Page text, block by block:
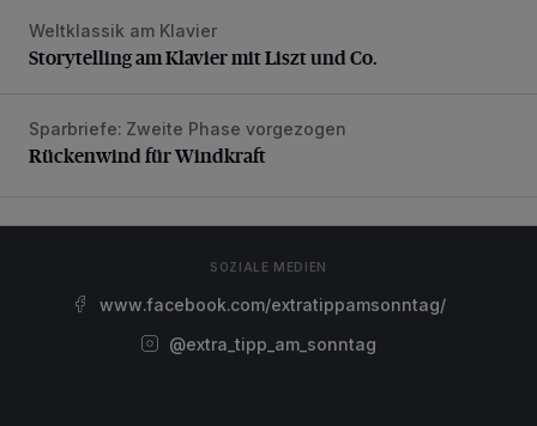
Storytelling am Klavier mit Liszt und Co.
Weltklassik am Klavier
Storytelling am Klavier mit Liszt und Co.
Rückenwind für Windkraft
Sparbriefe: Zweite Phase vorgezogen
Rückenwind für Windkraft
SOZIALE MEDIEN
www.facebook.com/extratippamsonntag/
@extra_tipp_am_sonntag